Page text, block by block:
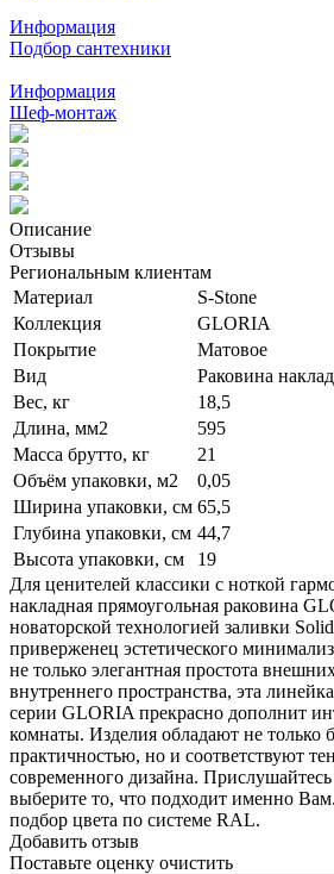
Информация
Подбор сантехники
Информация
Шеф-монтаж
Описание
Отзывы
Региональным клиентам
Материал
S-Stone
Коллекция
GLORIA
Покрытие
Матовое
Вид
Раковина
Вес, кг
18,5
Длина, мм2
595
Масса брутто, кг
21
Объём упаковки, м2
0,05
Ширина упаковки, см 65,5
Глубина упаковки, см 44,7
Высота упаковки, см
19
Для ценителей классики с ноткой
накладная прямоугольная раковина
новаторской технологией заливки
приверженец эстетического
не только элегантная простота
внутреннего пространства, эта
серии GLORIA прекрасно дополнит
комнаты. Изделия обладают не только
практичностью, но и соответствуют
современного дизайна.
выберите то, что подходит именно
подбор цвета по системе RAL.
Добавить отзыв
Поставьте оценку очистить